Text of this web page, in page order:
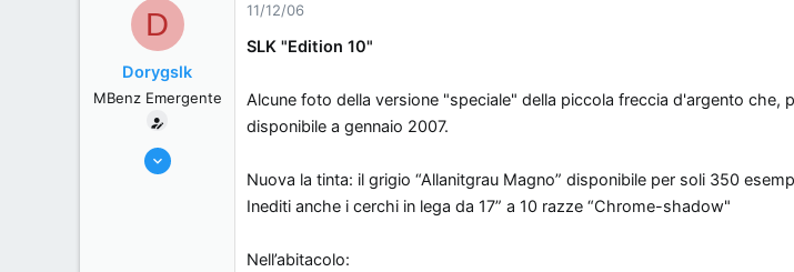
s
i
D
Dorygslk
MBenz Emergente
18/10/06
11/12/06
SLK "Edition 10"
Alcune foto della versione "speciale" della piccola freccia d'argento che,
disponibile a gennaio 2007.
Nuova la tinta: il grigio “Allanitgrau Magno” disponibile per soli 350
Inediti anche i cerchi in lega da 17” a 10 razze “Chrome-shadow"
Nell’abitacolo: